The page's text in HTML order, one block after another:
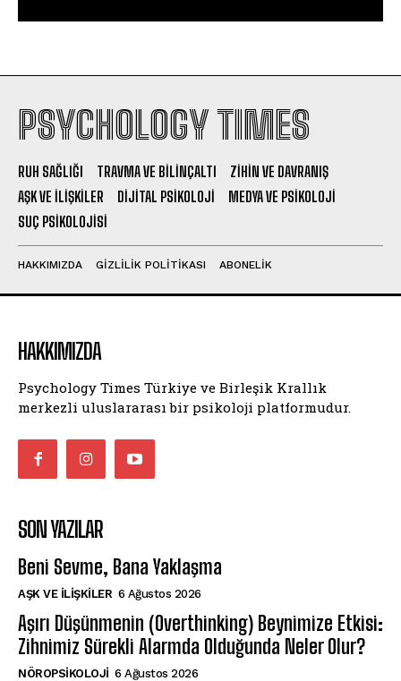
PSYCHOLOGY TIMES
RUH SAĞLIĞI TRAVMA VE BILINÇALTI
ZIHIN VE DAVRANIŞ
AŞK VE İLIŞKILER
DIJITAL PSIKOLOJI
MEDYA VE PSIKOLOJI
SUÇ PSIKOLOJISI
HAKKIMIZDA GIZLILIK POLITIKASI ABONELIK
HAKKIMIZDA
Psychology Times Türkiye ve Birleşik Krallık
merkezli uluslararası bir psikoloji platformudur.
SON YAZILAR
Beni Sevme, Bana Yaklaşma
AŞK VE İLIŞKILER 6 Ağustos 2026
Aşırı Düşünmenin (Overthinking) Beynimize Etkisi:
Zihnimiz Sürekli Alarmda Olduğunda Neler Olur?
NÖROPSIKOLOJI 6 Ağustos 2026